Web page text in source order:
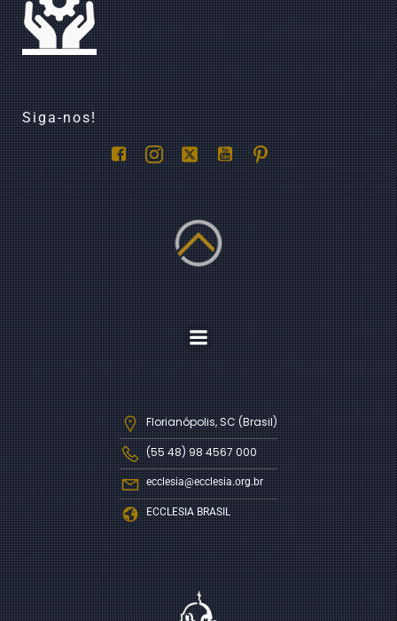
Florianópolis, SC (Brasil)
(55 48) 98 4567 000
ecclesia@ecclesia.org.br
ECCLESIA BRASIL
Siga-nos!